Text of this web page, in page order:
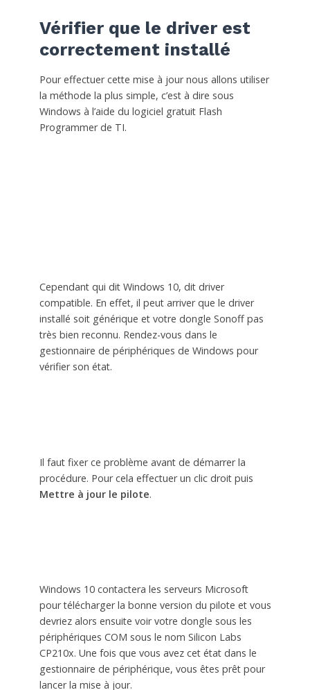
Vérifier que le driver est
correctement installé
Pour effectuer cette mise à jour nous allons utiliser
la méthode la plus simple, c’est à dire sous
Windows à l’aide du logiciel gratuit Flash
Programmer de TI.
Cependant qui dit Windows 10, dit driver
compatible. En effet, il peut arriver que le driver
installé soit générique et votre dongle Sonoff pas
très bien reconnu. Rendez-vous dans le
gestionnaire de périphériques de Windows pour
vérifier son état.
Il faut fixer ce problème avant de démarrer la
procédure. Pour cela effectuer un clic droit puis
Mettre à jour le pilote.
Windows 10 contactera les serveurs Microsoft
pour télécharger la bonne version du pilote et vous
devriez alors ensuite voir votre dongle sous les
périphériques COM sous le nom Silicon Labs
CP210x. Une fois que vous avez cet état dans le
gestionnaire de périphérique, vous êtes prêt pour
lancer la mise à jour.